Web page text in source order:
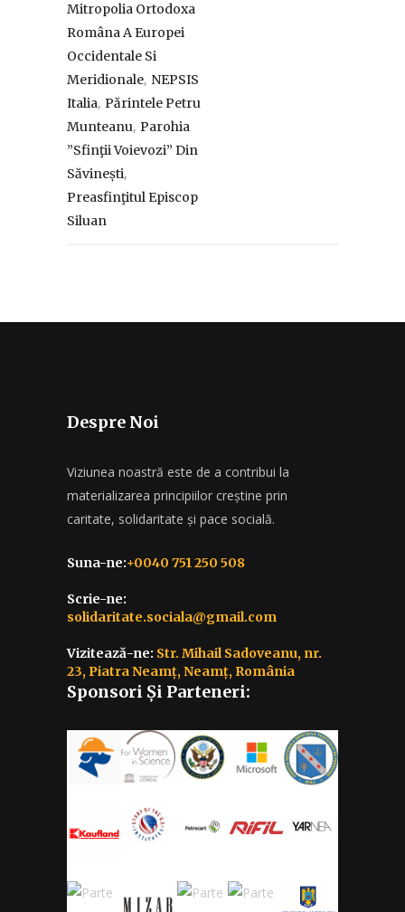
Mitropolia Ortodoxa
Româna A Europei
Occidentale Si
Meridionale, NEPSIS
Italia, Părintele Petru
Munteanu, Parohia
”Sfinţii Voievozi” Din
Săvinești,
Preasfinţitul Episcop
Siluan
Despre Noi
Viziunea noastră este de a contribui la
materializarea principiilor creștine prin
caritate, solidaritate și pace socială.
Suna-ne:+0040 751 250 508
Scrie-ne:
solidaritate.sociala@gmail.com
Vizitează-ne: Str. Mihail Sadoveanu, nr.
23, Piatra Neamț, Neamț, România
Sponsori Și Parteneri: